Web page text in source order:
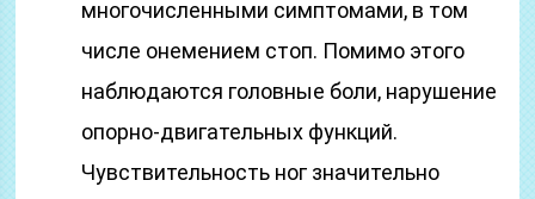
многочисленными симптомами, в том
числе онемением стоп. Помимо этого
наблюдаются головные боли, нарушение
опорно-двигательных функций.
Чувствительность ног значительно